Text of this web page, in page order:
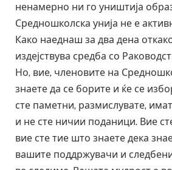
ненамерно ни го уништија
Средношколска унија не е
Како наеднаш за два дена
издејствува средба со
Но, вие, членовите на
знаете да се борите и ќе се
сте паметни, размислувате,
и не сте ничии поданици. Вие
вие сте тие што знаете дека
вашите поддржувачи и